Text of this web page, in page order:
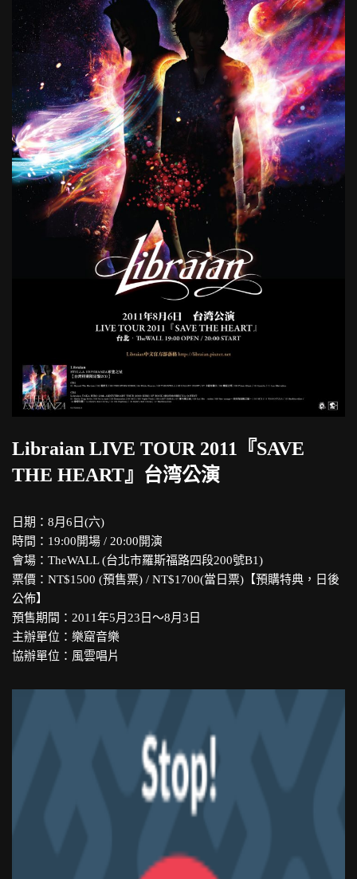
Libraian LIVE TOUR 2011『SAVE
THE HEART』台湾公演
日期：8月6日(六)
時間：19:00開場 / 20:00開演
會場：TheWALL (台北市羅斯福路四段200號B1)
票價：NT$1500 (預售票) / NT$1700(當日票)【預購特典，日後
公佈】
預售期間：2011年5月23日～8月3日
主辦單位：樂窟音樂
協辦單位：風雲唱片